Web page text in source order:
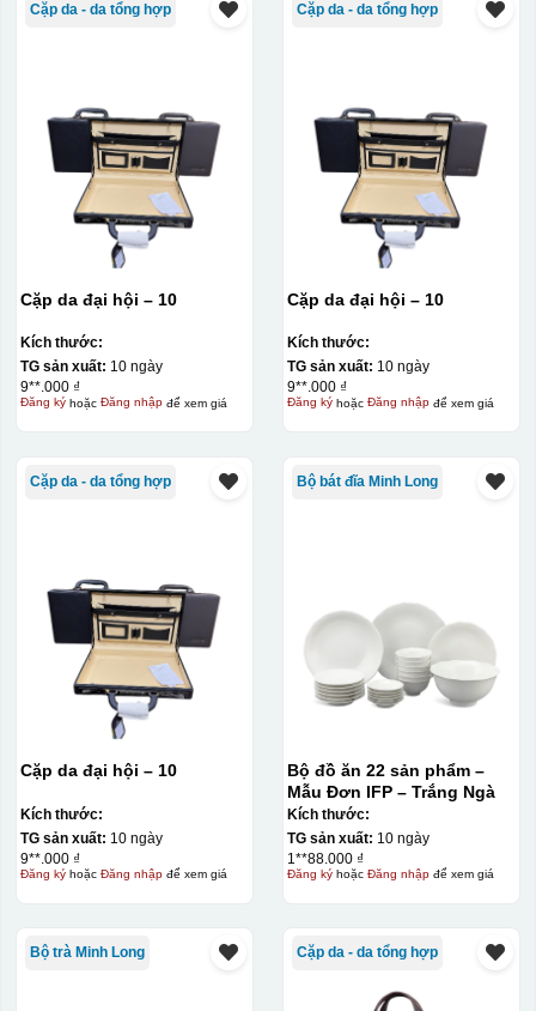
Cặp da - da tổng hợp
Cặp da đại hội – 10
Kích thước:
TG sản xuất: 10 ngày
9**.000 ₫
Đăng kýhoặc Đăng nhậpđể xem giá
Cặp da - da tổng hợp
Cặp da đại hội – 10
Kích thước:
TG sản xuất: 10 ngày
9**.000 ₫
Đăng kýhoặc Đăng nhậpđể xem giá
Cặp da - da tổng hợp
Cặp da đại hội – 10
Kích thước:
TG sản xuất: 10 ngày
9**.000 ₫
Đăng kýhoặc Đăng nhậpđể xem giá
Bộ bát đĩa Minh Long
Bộ đồ ăn 22 sản phẩm –
Mẫu Đơn IFP – Trắng Ngà
Kích thước:
TG sản xuất: 10 ngày
1**88.000 ₫
Đăng kýhoặc Đăng nhậpđể xem giá
Bộ trà Minh Long Cặp da - da tổng hợp